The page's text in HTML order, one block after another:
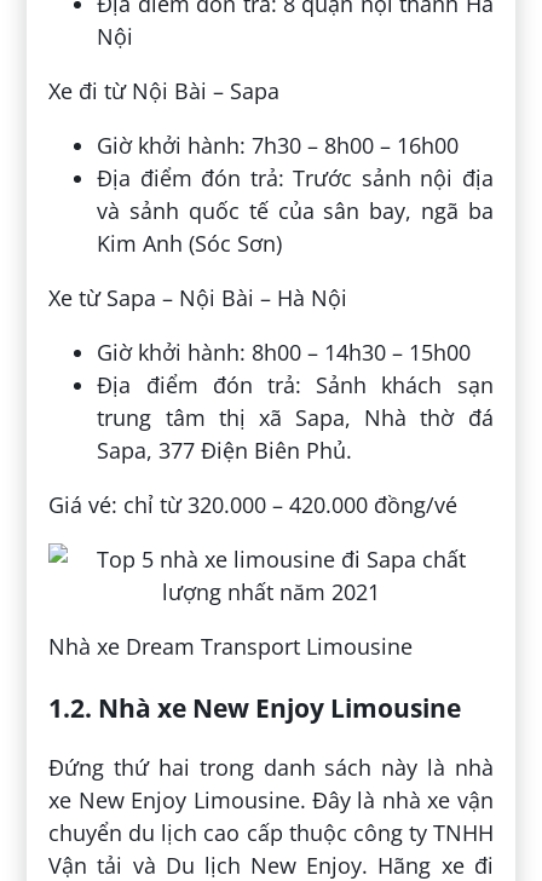
Nội
Xe đi từ Nội Bài – Sapa
Giờ khởi hành: 7h30 – 8h00 – 16h00
Địa điểm đón trả: Trước sảnh nội địa
và sảnh quốc tế của sân bay, ngã ba
Kim Anh (Sóc Sơn)
Xe từ Sapa – Nội Bài – Hà Nội
Giờ khởi hành: 8h00 – 14h30 – 15h00
Địa điểm đón trả: Sảnh khách sạn
trung tâm thị xã Sapa, Nhà thờ đá
Sapa, 377 Điện Biên Phủ.
Giá vé: chỉ từ 320.000 – 420.000 đồng/vé
Nhà xe Dream Transport Limousine
1.2. Nhà xe New Enjoy Limousine
Đứng thứ hai trong danh sách này là nhà
xe New Enjoy Limousine. Đây là nhà xe vận
chuyển du lịch cao cấp thuộc công ty TNHH
Vận tải và Du lịch New Enjoy. Hãng xe đi